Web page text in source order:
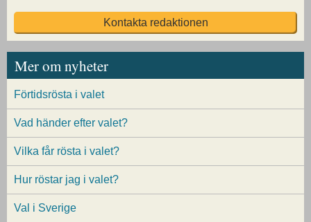
Kontakta redaktionen
Mer om nyheter
Förtidsrösta i valet
Vad händer efter valet?
Vilka får rösta i valet?
Hur röstar jag i valet?
Val i Sverige